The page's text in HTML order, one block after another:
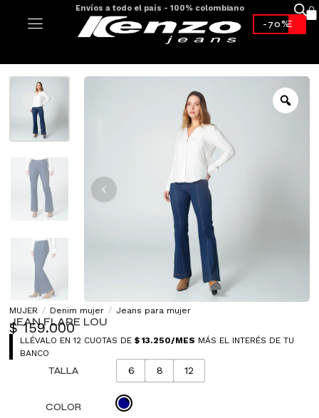
Envíos a todo el país - 100% colombiano
-70%*
MUJER / Denim mujer / Jeans para mujer
JEAN FLARE LOU
$159.000
LLÉVALO EN 12 CUOTAS DE$ 13.250/MES MÁS EL INTERÉS DE TU
BANCO
TALLA 6 8 12
COLOR